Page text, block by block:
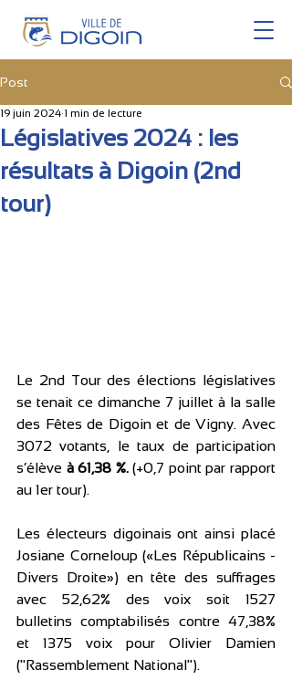
Post
Législatives 2024 : les
résultats à Digoin (2nd
tour)
19 juin 2024 1 min de lecture
Le 2nd Tour des élections législatives
se tenait ce dimanche 7 juillet à la salle
des Fêtes de Digoin et de Vigny. Avec
3072 votants, le taux de participation
s’élève à 61,38 %. (+0,7 point par rapport
au 1er tour).
Les électeurs digoinais ont ainsi placé
Josiane Corneloup («Les Républicains -
Divers Droite») en tête des suffrages
avec 52,62% des voix soit 1527
bulletins comptabilisés contre 47,38%
et 1375 voix pour Olivier Damien
("Rassemblement National").